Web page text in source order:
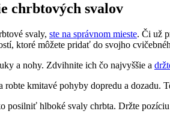
chrbtových svalov
svaly, ste na správnom mieste. Či už
ktoré môžete pridať do svojho
a nohy. Zdvihnite ich čo najvyššie a
robte kmitavé pohyby dopredu a dozadu.
posilniť hlboké svaly chrbta. Držte